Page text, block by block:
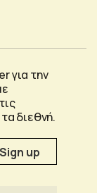
για την
διεθνή.